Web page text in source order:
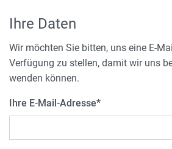
Ihre Daten
Wir möchten Sie bitten, uns eine E-
Verfügung zu stellen, damit wir uns
wenden können.
Ihre E-Mail-Adresse*